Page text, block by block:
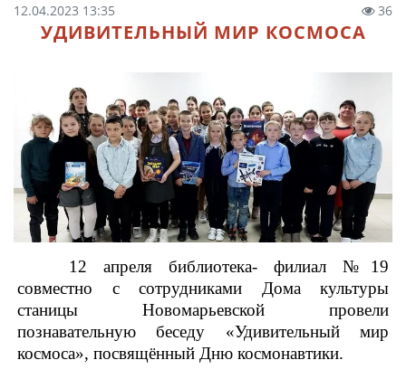
12.04.2023 13:35 36
УДИВИТЕЛЬНЫЙ МИР КОСМОСА
12 апреля библиотека- филиал №19
совместно с сотрудниками Дома культуры
станицы Новомарьевской провели
познавательную беседу «Удивительный мир
космоса», посвящённый Дню космонавтики.